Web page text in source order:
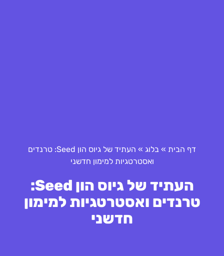
דף הבית » בלוג »
העתיד של גיוס הון Seed: טרנדים
ואסטרטגיות למימון חדשני
העתיד של גיוס הון Seed:
טרנדים ואסטרטגיות למימון
חדשני